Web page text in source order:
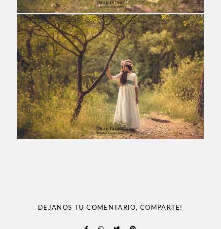
DEJANOS TU COMENTARIO, COMPARTE!